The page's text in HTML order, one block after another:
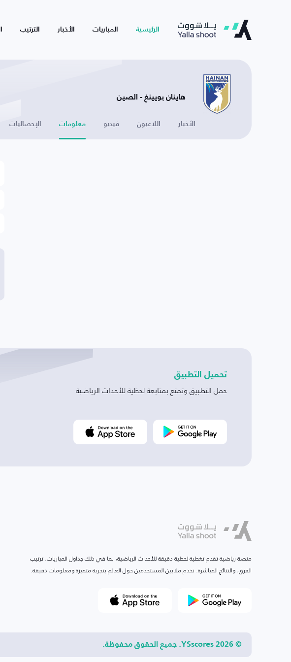
الرئيسية المباريات الأخبار الترتيب
هاينان بويينغ - الصين
الأخبار اللاعبون فيديو معلومات الإحصائيات
تحميل التطبيق
حمل التطبيق وتمتع بمتابعة لحظية للأحداث الرياضية
منصة رياضية تقدم تغطية لحظية دقيقة للأحداث الرياضية، بما في ذلك جداول المباريات، ترتيب
الفرق، والنتائج المباشرة. نخدم ملايين المستخدمين حول العالم بتجربة متميزة ومعلومات دقيقة.
© 2026 YSscores. جميع الحقوق محفوظة.